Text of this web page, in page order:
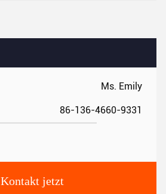
Ms. Emily
86-136-4660-9331
Kontakt jetzt